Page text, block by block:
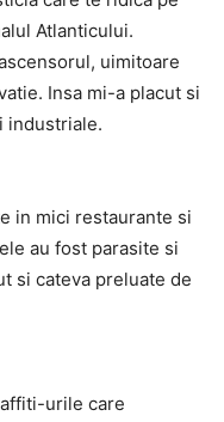
Atlanticului.
uimitoare
Insa mi-a placut si
industriale.
in mici restaurante si
au fost parasite si
si cateva preluate de
urile care